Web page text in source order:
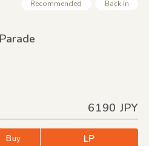
Recommended Back In
6190 JPY
Buy LP